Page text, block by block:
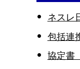
ネスレ
包括連
協定書